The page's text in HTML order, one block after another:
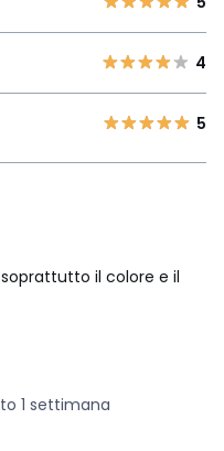
4
5
il colore e il
1 settimana